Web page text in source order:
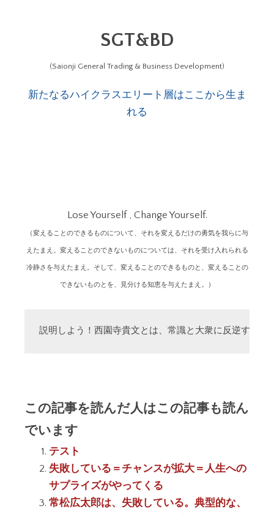
SGT&BD
(Saionji General Trading & Business Development)
新たなるハイクラスエリート層はここから生ま
れる
Lose Yourself , Change Yourself.
（変えることのできるものについて、それを変えるだけの勇気を我らに与
えたまえ。変えることのできないものについては、それを受け入れられる
冷静さを与えたまえ。そして、変えることのできるものと、変えることの
できないものとを、見分ける知恵を与えたまえ。）
説明しよう！西園寺貴文とは、常識と大衆に反逆する
この記事を読んだ人はこの記事も読ん
でいます
テスト
失敗している＝チャンスが拡大＝人生への
サプライズがやってくる
常松広太郎は、失敗している。典型的な、